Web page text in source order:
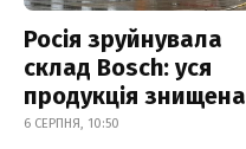
Росія зруйнувала
склад Bosch: уся
продукція знищена
6 СЕРПНЯ, 10:50